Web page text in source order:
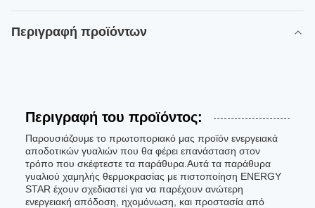
Περιγραφή προϊόντων
Περιγραφή του προϊόντος:
Παρουσιάζουμε το πρωτοποριακό μας προϊόν ενεργειακά
αποδοτικών γυαλιών που θα φέρει επανάσταση στον
τρόπο που σκέφτεστε τα παράθυρα.Αυτά τα παράθυρα
γυαλιού χαμηλής θερμοκρασίας με πιστοποίηση ENERGY
STAR έχουν σχεδιαστεί για να παρέχουν ανώτερη
ενεργειακή απόδοση, ηχομόνωση, και προστασία από